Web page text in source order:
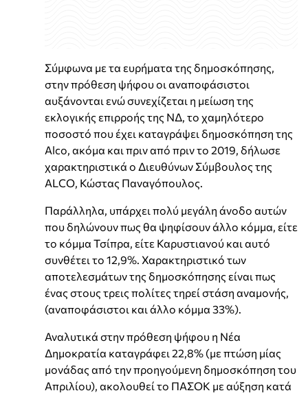
Σύμφωνα με τα ευρήματα της δημοσκόπησης,
στην πρόθεση ψήφου οι αναποφάσιστοι
αυξάνονται ενώ συνεχίζεται η μείωση της
εκλογικής επιρροής της ΝΔ, το χαμηλότερο
ποσοστό που έχει καταγράψει δημοσκόπηση της
Alco, ακόμα και πριν από πριν το 2019, δήλωσε
χαρακτηριστικά ο Διευθύνων Σύμβουλος της
ALCO, Κώστας Παναγόπουλος.
Παράλληλα, υπάρχει πολύ μεγάλη άνοδο αυτών
που δηλώνουν πως θα ψηφίσουν άλλο κόμμα, είτε
το κόμμα Τσίπρα, είτε Καρυστιανού και αυτό
συνθέτει το 12,9%. Χαρακτηριστικό των
αποτελεσμάτων της δημοσκόπησης είναι πως
ένας στους τρεις πολίτες τηρεί στάση αναμονής,
(αναποφάσιστοι και άλλο κόμμα 33%).
Αναλυτικά στην πρόθεση ψήφου η Νέα
Δημοκρατία καταγράφει 22,8% (με πτώση μίας
μονάδας από την προηγούμενη δημοσκόπηση του
Απριλίου), ακολουθεί το ΠΑΣΟΚ με αύξηση κατά